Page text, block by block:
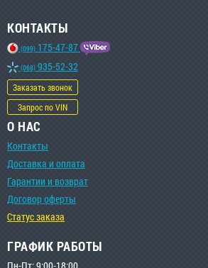
КОНТАКТЫ
(099) 175-47-87
(068) 935-52-32
Заказать звонок
Запрос по VIN
О НАС
Контакты
Доставка и оплата
Гарантии и возврат
Договор оферты
Статус заказа
ГРАФИК РАБОТЫ